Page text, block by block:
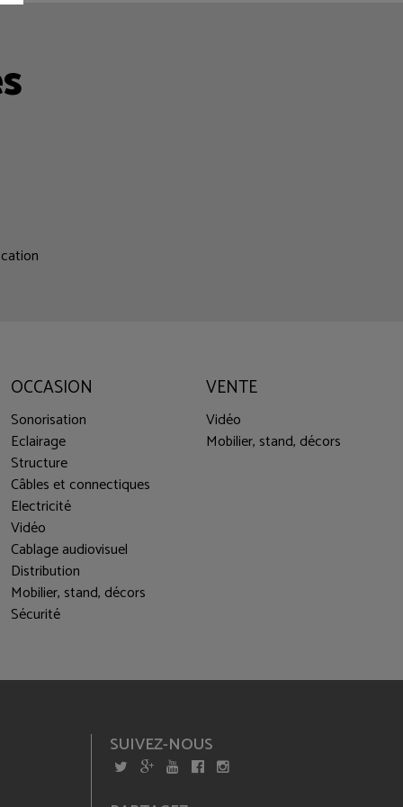
OCCASION
Sonorisation
Eclairage
Structure
Câbles et connectiques
Electricité
Vidéo
Cablage audiovisuel
Distribution
Mobilier, stand, décors
Sécurité
VENTE
Vidéo
Mobilier, stand, décors
SUIVEZ-NOUS